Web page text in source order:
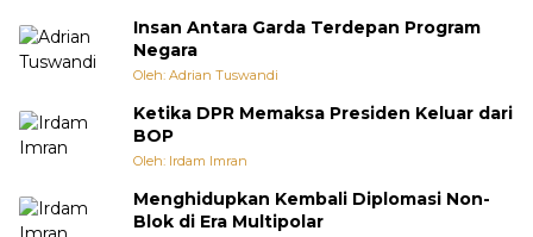
Insan Antara Garda Terdepan Program
Negara
Oleh: Adrian Tuswandi
Ketika DPR Memaksa Presiden Keluar dari
BOP
Oleh: Irdam Imran
Menghidupkan Kembali Diplomasi Non-
Blok di Era Multipolar